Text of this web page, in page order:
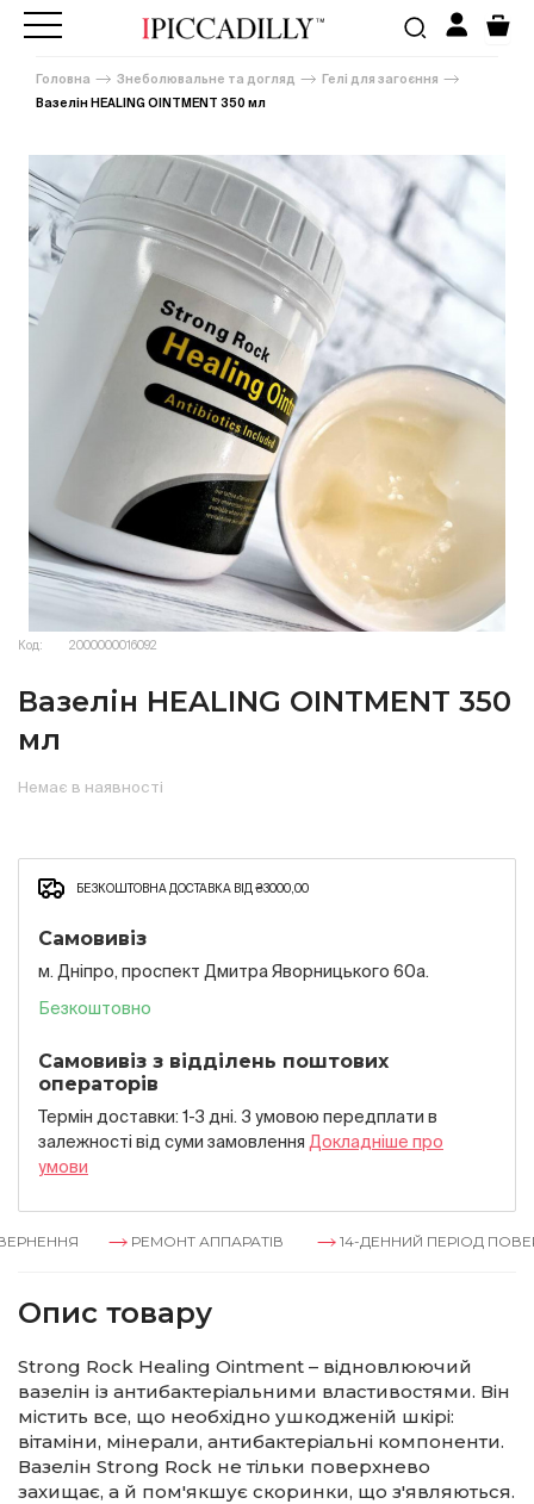
Головна Знеболювальне та догляд
Гелі для загоєння
Вазелін HEALING OINTMENT 350 мл
Код: 2000000016092
Вазелін HEALING OINTMENT 350
мл
Немає в наявності
БЕЗКОШТОВНА ДОСТАВКА ВІД ₴3000,00
Самовивіз
м. Дніпро, проспект Дмитра Яворницького 60а.
Безкоштовно
Самовивіз з відділень поштових
операторів
Термін доставки: 1-3 дні. З умовою передплати в
залежностi вiд суми замовлення Докладнiше про
умови
РЕМОНТ АППАРАТІВ 14-ДЕННИЙ ПЕРІОД
Опис товару
Strong Rock Healing Ointment – відновлюючий
вазелін із антибактеріальними властивостями. Він
містить все, що необхідно ушкодженій шкірі:
вітаміни, мінерали, антибактеріальні компоненти.
Вазелін Strong Rock не тільки поверхнево
захищає, а й пом'якшує скоринки, що з'являються.